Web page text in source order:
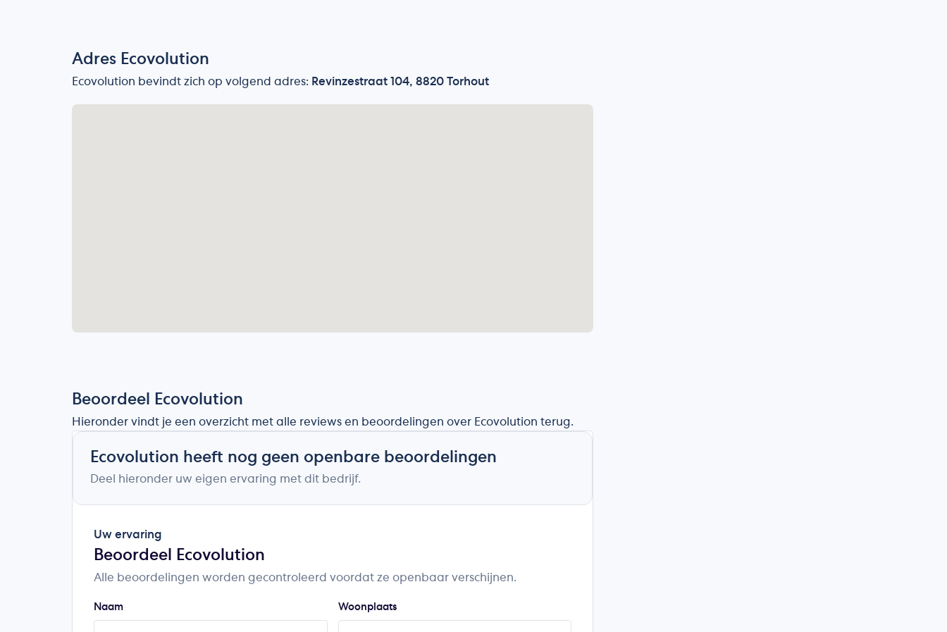
Adres Ecovolution
Ecovolution bevindt zich op volgend adres: Revinzestraat 104, 8820 Torhout
Beoordeel Ecovolution
Hieronder vindt je een overzicht met alle reviews en beoordelingen over Ecovolution terug.
Ecovolution heeft nog geen openbare beoordelingen
Deel hieronder uw eigen ervaring met dit bedrijf.
Uw ervaring
Beoordeel Ecovolution
Alle beoordelingen worden gecontroleerd voordat ze openbaar verschijnen.
Naam Woonplaats